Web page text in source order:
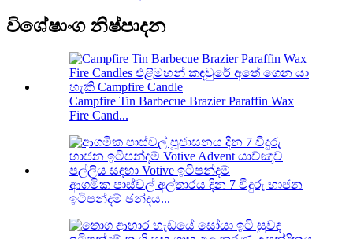
විශේෂාංග නිෂ්පාදන
Campfire Tin Barbecue Brazier Paraffin Wax
Fire Cand...
ආගමික පාස්චල් අල්තාරය දින 7 වීදුරු භාජන
ඉටිපන්දම් ඡන්දය...